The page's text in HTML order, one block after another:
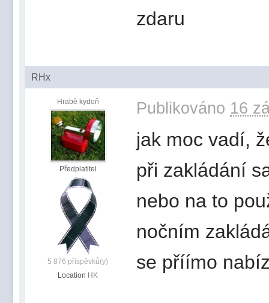
zdaru
RHx
Hrabě kydoň
Předplatitel
5 876 příspěvků(y)
Location HK
Publikováno 16
jak moc vadí,
při zakládání
nebo na to
nočním
se příímo